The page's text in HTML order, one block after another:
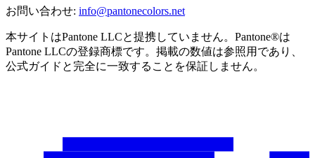
お問い合わせ: info@pantonecolors.net
本サイトはPantone LLCと提携していません。Pantone®は
Pantone LLCの登録商標です。掲載の数値は参照用であり、
公式ガイドと完全に一致することを保証しません。